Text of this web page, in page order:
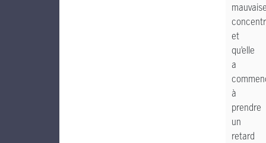
et
qu’elle
a
à
prendre
un
retard